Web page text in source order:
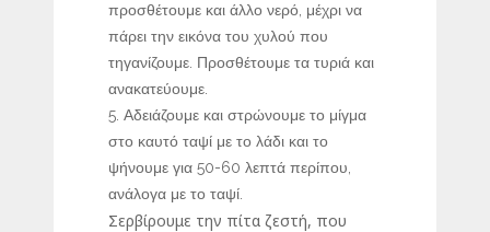
προσθέτουμε και άλλο νερό, μέχρι να
πάρει την εικόνα του χυλού που
τηγανίζουμε. Προσθέτουμε τα τυριά και
ανακατεύουμε.
Αδειάζουμε και στρώνουμε το μίγμα
στο καυτό ταψί με το λάδι και το
ψήνουμε για 50-60 λεπτά περίπου,
ανάλογα με το ταψί.
Σερβίρουμε την πίτα ζεστή, που